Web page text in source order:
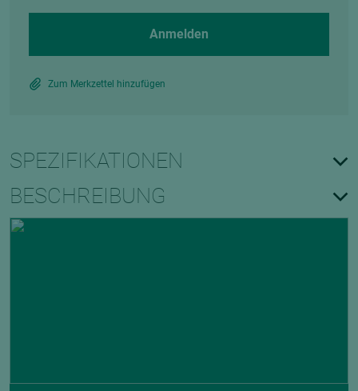
Anmelden
Zum Merkzettel hinzufügen
SPEZIFIKATIONEN
BESCHREIBUNG